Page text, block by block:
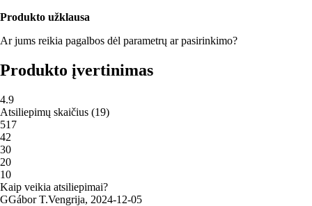
Produkto užklausa
Ar jums reikia pagalbos dėl parametrų ar pasirinkimo?
Produkto įvertinimas
4.9
Atsiliepimų skaičius (19)
517
42
30
20
10
Kaip veikia atsiliepimai?
GGábor T.Vengrija, 2024‑12‑05